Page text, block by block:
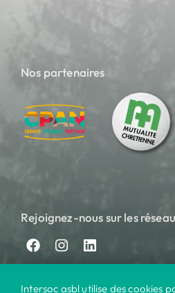
Nos partenaires
Rejoignez-nous sur les
Intersoc asbl utilise des cookies